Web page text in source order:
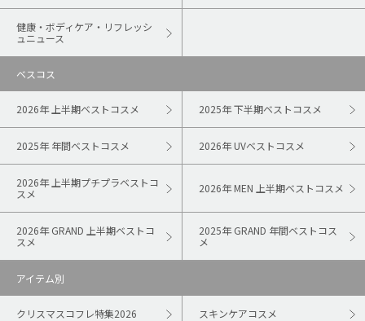
健康・ボディケア・リフレッシ
ュニュース
ベスコス
2026年 上半期ベストコスメ 2025年 下半期ベストコスメ
2025年 年間ベストコスメ 2026年 UVベストコスメ
2026年 上半期プチプラベストコ
スメ
2026年 MEN 上半期ベストコスメ
2026年 GRAND 上半期ベストコ
スメ
2025年 GRAND 年間ベストコス
メ
アイテム別
クリスマスコフレ特集2026 スキンケアコスメ